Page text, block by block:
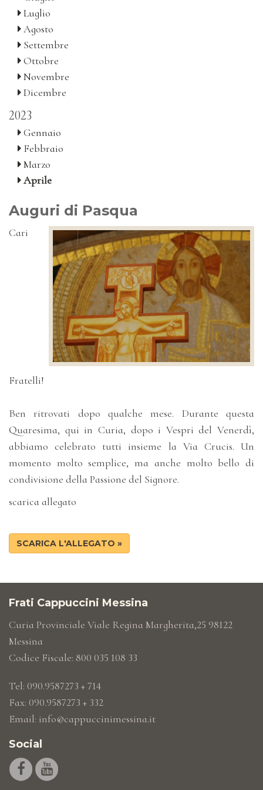
Luglio
Agosto
Settembre
Ottobre
Novembre
Dicembre
2023
Gennaio
Febbraio
Marzo
Aprile
Auguri di Pasqua
Cari
Fratelli!
Ben ritrovati dopo qualche mese. Durante questa
Quaresima, qui in Curia, dopo i Vespri del Venerdì,
abbiamo celebrato tutti insieme la Via Crucis. Un
momento molto semplice, ma anche molto bello di
condivisione della Passione del Signore.
scarica allegato
SCARICA L'ALLEGATO »
Frati Cappuccini Messina
Curia Provinciale Viale Regina Margherita,25 98122
Messina
Codice Fiscale: 800 035 108 33
Tel: 090.9587273 + 714
Fax: 090.9587273 + 332
Email: info@cappuccinimessina.it
Social